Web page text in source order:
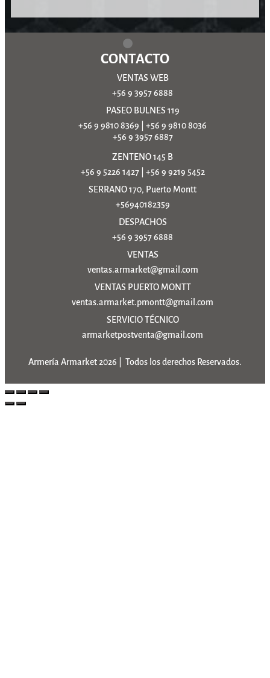
CONTACTO
VENTAS WEB
+56 9 3957 6888
PASEO BULNES 119
+56 9 9810 8369
+56 9 9810 8036
+56 9 3957 6887
ZENTENO 145 B
+56 9 5226 1427| +56 9 9219 5452
SERRANO 170, Puerto Montt
+56940182359
DESPACHOS
+56 9 3957 6888
VENTAS
ventas.armarket@gmail.com
VENTAS PUERTO MONTT
ventas.armarket.pmontt@gmail.com
SERVICIO TÉCNICO
armarketpostventa@gmail.com
Armería Armarket 2026 | Todos los derechos Reservados.